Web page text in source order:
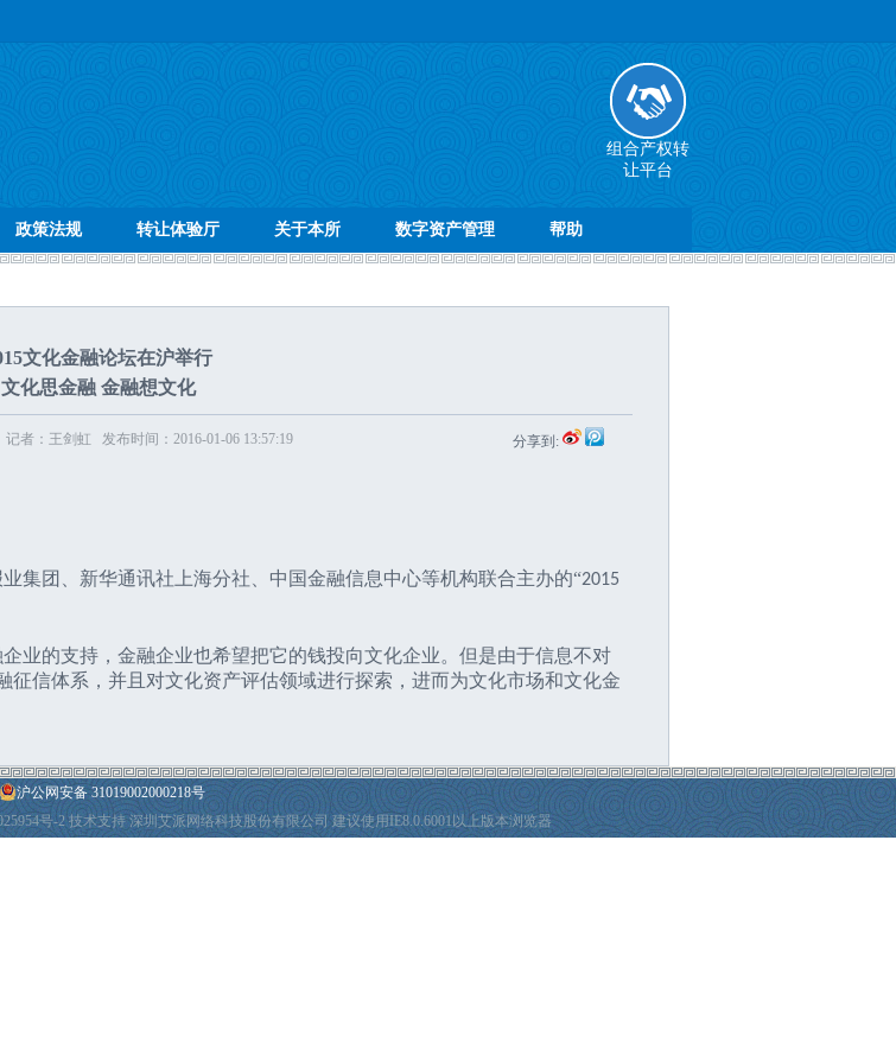
组合产权转
让平台
政策法规 转让体验厅 关于本所 数字资产管理 帮助
文化金融论坛在沪举行
文化思金融 金融想文化
分享到:
者：王剑虹 发布时间：2016-01-06 13:57:19
集团、新华通讯社上海分社、中国金融信息中心等机构联合主办的“2015
业的支持，金融企业也希望把它的钱投向文化企业。但是由于信息不对
信体系，并且对文化资产评估领域进行探索，进而为文化市场和文化金
沪公网安备 31019002000218号
号-2技术支持 深圳艾派网络科技股份有限公司 建议使用IE8.0.6001以上版本浏览器